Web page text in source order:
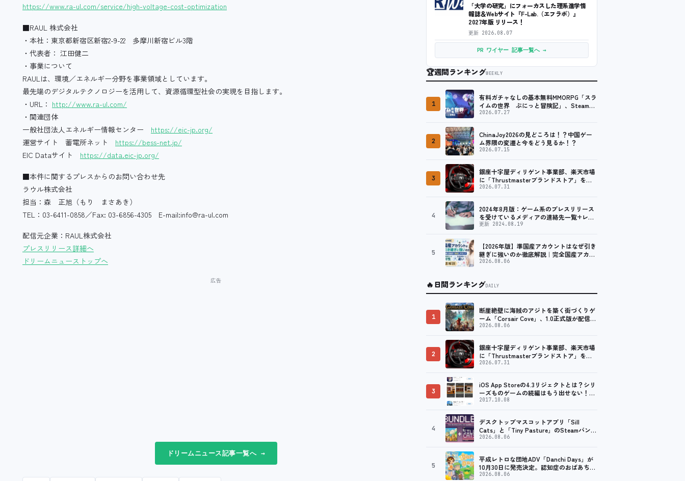
https://www.ra-ul.com/service/high-voltage-cost-optimization
■RAUL 株式会社
・本社：東京都新宿区新宿2-9-22 多摩川新宿ビル3階
・代表者： 江田健二
・事業について
RAULは、環境／エネルギー分野を事業領域としています。
最先端のデジタルテクノロジーを活用して、資源循環型社会の実現を目指します。
・URL： http://www.ra-ul.com/
・関連団体
一般社団法人エネルギー情報センター https://eic-jp.org/
運営サイト 蓄電所ネット https://bess-net.jp/
EIC Dataサイト https://data.eic-jp.org/
■本件に関するプレスからのお問い合わせ先
ラウル株式会社
担当：森 正旭（もり まさあき）
TEL：03-6411-0858／Fax: 03-6856-4305 E-mail:info@ra-ul.com
配信元企業：RAUL株式会社
プレスリリース詳細へ
ドリームニューストップへ
ドリームニュース記事一覧へ →
「大学の研究」にフォーカスした理系進学情
報誌＆Webサイト『F-Lab.（エフラボ）』
2027年版 リリース！
更新 2026.08.07
PR ワイヤー 記事一覧へ →
🏆週間ランキングWEEKLY
1
有料ガチャなしの基本無料MMORPG「スラ
イムの世界 ぷにっと冒険記」、Steam向
けの無料体験版が8月末に配信決定
2026.07.27
2
ChinaJoy2026の見どころは！？中国ゲー
ム界隈の変遷と今をどう見るか！？
2026.07.15
3
銀座十字屋ディリゲント事業部、楽天市場
に「Thrustmasterブランドストア」をオ
ープン。記念キャンペーンでポイントアッ
2026.07.31
4
2024年8月版：ゲーム系のプレスリリース
を受けているメディアの連絡先一覧+レビ
ュー依頼先一覧
更新 2024.08.19
5
【2026年版】準国産アカウントはなぜ引き
継ぎに強いのか徹底解説｜完全国産アカウ
ントが譲渡で凍結しやすい構造と、環境変
2026.08.06
🔥日間ランキングDAILY
1
断崖絶壁に海賊のアジトを築く街づくりゲ
ーム「Corsair Cove」、1.0正式版が配信開
始！
2026.08.06
2
銀座十字屋ディリゲント事業部、楽天市場
に「Thrustmasterブランドストア」をオ
ープン。記念キャンペーンでポイントアッ
2026.07.31
3
iOS App Storeの4.3リジェクトとは？シリ
ーズものゲームの続編はもう出せない！？
脱出ゲームで相次ぐリジェクト
2017.10.08
4
デスクトップマスコットアプリ「Sill
Cats」と「Tiny Pasture」のSteamバンド
ルセットが販売開始。通常価格より10%割
2026.08.06
5
平成レトロな団地ADV「Danchi Days」が
10月30日に発売決定。認知症のおばあちゃ
んのために夏祭り復活を目指す
2026.08.06